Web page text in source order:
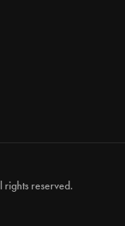
reserved.